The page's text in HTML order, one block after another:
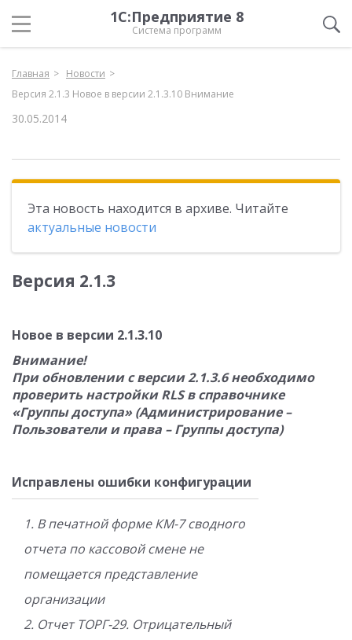
1С:Предприятие 8
Система программ
Главная
Новости
Версия 2.1.3 Новое в версии 2.1.3.10 Внимание
30.05.2014
Эта новость находится в архиве. Читайте
актуальные новости
Версия 2.1.3
Новое в версии 2.1.3.10
Внимание!
При обновлении с версии 2.1.3.6 необходимо
проверить настройки RLS в справочнике
«Группы доступа» (Администрирование –
Пользователи и права – Группы доступа)
Исправлены ошибки конфигурации
1. В печатной форме КМ-7 сводного
отчета по кассовой смене не
помещается представление
организации
2. Отчет ТОРГ-29. Отрицательный